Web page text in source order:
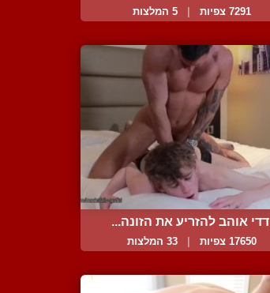
7291 צפיות 5 המלצות
דדי אוהב להזריע את הזונה...
17650 צפיות 33 המלצות